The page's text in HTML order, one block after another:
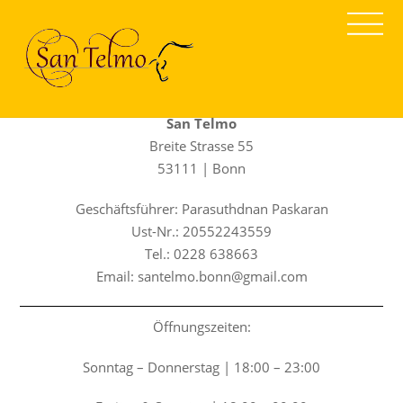
Impressum
San Telmo
Breite Strasse 55
53111 | Bonn
Geschäftsführer: Parasuthdnan Paskaran
Ust-Nr.: 20552243559
Tel.: 0228 638663
Email: santelmo.bonn@gmail.com
Öffnungszeiten:
Sonntag – Donnerstag | 18:00 – 23:00